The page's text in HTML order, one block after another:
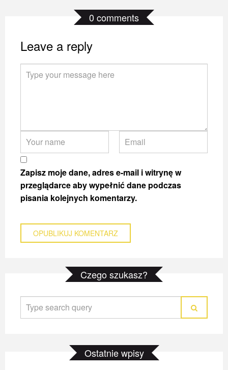
8 WRZEŚNIA 2018
BEZGLUTENOWE KANAPKI Z BURAKIEM
4 LISTOPADA 2021
8 WRZEŚNIA 2018
BEZGLUTENOWE KANAPKI Z BURAKIEM
4 LISTOPADA 2021
8 WRZEŚNIA 2018
BEZGLUTENOWE KANAPKI Z BURAKIEM
4 LISTOPADA 2021
0 comments
Leave a reply
Zapisz moje dane, adres e-mail i witrynę w
przeglądarce aby wypełnić dane podczas
pisania kolejnych komentarzy.
Czego szukasz?
Ostatnie wpisy